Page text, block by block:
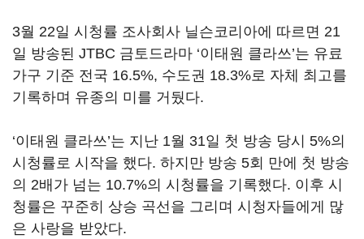
3월 22일 시청률 조사회사 닐슨코리아에 따르면 21
일 방송된 JTBC 금토드라마 ‘이태원 클라쓰’는 유료
가구 기준 전국 16.5%, 수도권 18.3%로 자체 최고를
기록하며 유종의 미를 거뒀다.
‘이태원 클라쓰’는 지난 1월 31일 첫 방송 당시 5%의
시청률로 시작을 했다. 하지만 방송 5회 만에 첫 방송
의 2배가 넘는 10.7%의 시청률을 기록했다. 이후 시
청률은 꾸준히 상승 곡선을 그리며 시청자들에게 많
은 사랑을 받았다.